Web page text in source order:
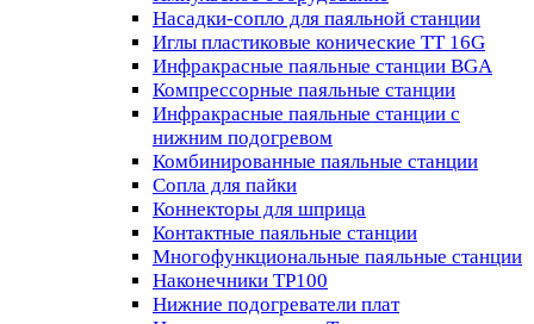
Насадки-сопло для паяльной станции
Иглы пластиковые конические TT 16G
Инфракрасные паяльные станции BGA
Компрессорные паяльные станции
Инфракрасные паяльные станции с
нижним подогревом
Комбинированные паяльные станции
Сопла для пайки
Коннекторы для шприца
Контактные паяльные станции
Многофункциональные паяльные станции
Наконечники TP100
Нижние подогреватели плат